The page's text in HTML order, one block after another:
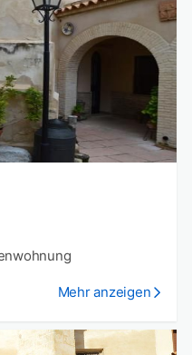
Mehr anzeigen